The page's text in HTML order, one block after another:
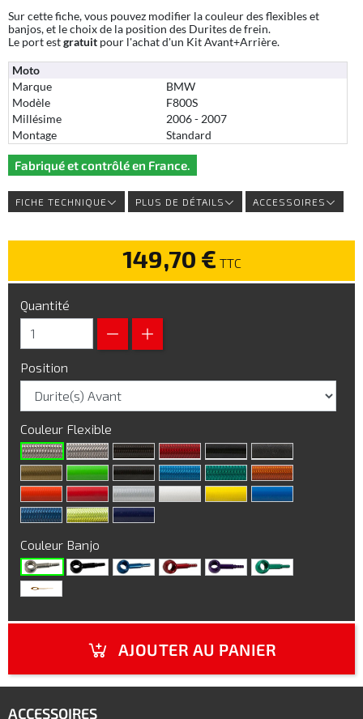
Sur cette fiche, vous pouvez modifier la couleur des flexibles et
banjos, et le choix de la position des Durites de frein.
Le port estgratuit pour l'achat d'un Kit Avant+Arrière.
Moto
Marque
BMW
Modèle
F800S
Millésime
2006 - 2007
Montage
Standard
Fabriqué et contrôlé en France.
FICHE TECHNIQUE PLUS DE DÉTAILS ACCESSOIRES
149,70 € TTC
Quantité
Position
Couleur Flexible
Couleur Banjo
AJOUTER AU PANIER
ACCESSOIRES